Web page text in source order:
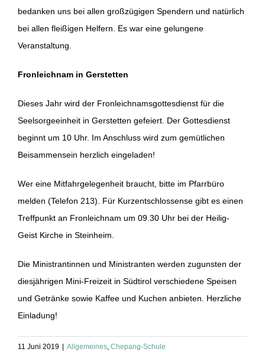
bedanken uns bei allen großzügigen Spendern und natürlich
bei allen fleißigen Helfern. Es war eine gelungene
Veranstaltung.
Fronleichnam in Gerstetten
Dieses Jahr wird der Fronleichnamsgottesdienst für die
Seelsorgeeinheit in Gerstetten gefeiert. Der Gottesdienst
beginnt um 10 Uhr. Im Anschluss wird zum gemütlichen
Beisammensein herzlich eingeladen!
Wer eine Mitfahrgelegenheit braucht, bitte im Pfarrbüro
melden (Telefon 213). Für Kurzentschlossense gibt es einen
Treffpunkt an Fronleichnam um 09.30 Uhr bei der Heilig-
Geist Kirche in Steinheim.
Die Ministrantinnen und Ministranten werden zugunsten der
diesjährigen Mini-Freizeit in Südtirol verschiedene Speisen
und Getränke sowie Kaffee und Kuchen anbieten. Herzliche
Einladung!
11 Juni 2019 Allgemeines, Chepang-Schule